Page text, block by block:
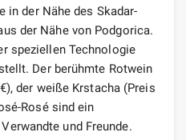
in der Nähe des Skadar-
der Nähe von Podgorica.
speziellen Technologie
Der berühmte Rotwein
der weiße Krstacha (Preis
Rosé sind ein
und Freunde.